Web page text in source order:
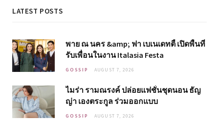
LATEST POSTS
พาย ณ นคร &amp; ฟา เบเนเดทตี้ เปิดพื้นที่
รับเพื่อนในงาน Italasia Festa
GOSSIP AUGUST 7, 2026
ไมร่า รามณรงค์ ปล่อยแฟชั่นชุดนอน ธัญ
ญ่า เองตระกูล ร่วมออกแบบ
GOSSIP AUGUST 7, 2026